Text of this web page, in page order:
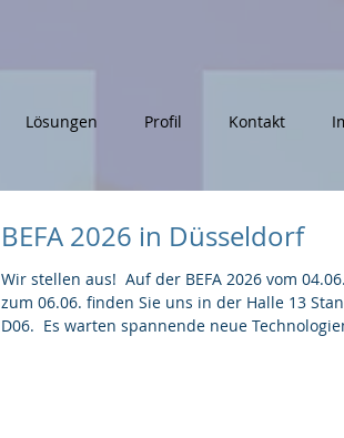
Lösungen Profil Kontakt
BEFA 2026 in Düsseldorf
Wir stellen aus! ​ Auf der BEFA 2026 vom 04.06.
zum 06.06. finden Sie uns in der Halle 13
D06. ​ Es warten spannende neue